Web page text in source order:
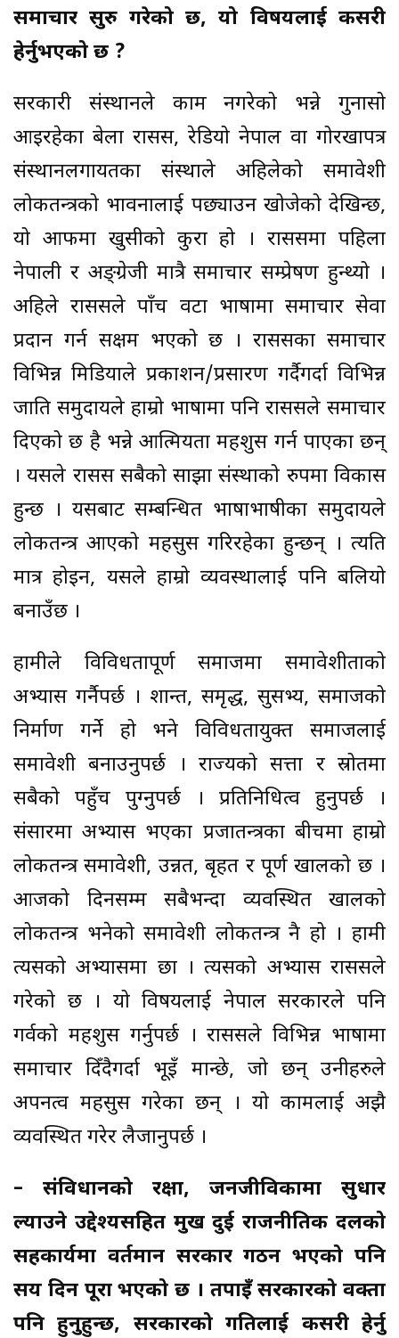
समाचार सुरु गरेको छ, यो विषयलाई कसरी
हेर्नुभएको छ ?
सरकारी संस्थानले काम नगरेको भन्ने गुनासो
आइरहेका बेला रासस, रेडियो नेपाल वा गोरखापत्र
संस्थानलगायतका संस्थाले अहिलेको समावेशी
लोकतन्त्रको भावनालाई पछ्याउन खोजेको देखिन्छ,
यो आफैँमा खुसीको कुरा हो । राससमा पहिला
नेपाली र अङ्ग्रेजी मात्रै समाचार सम्प्रेषण हुन्थ्यो ।
अहिले राससले पाँच वटा भाषामा समाचार सेवा
प्रदान गर्न सक्षम भएको छ । राससका समाचार
विभिन्न मिडियाले प्रकाशन/प्रसारण गर्दैगर्दा विभिन्न
जाति समुदायले हाम्रो भाषामा पनि राससले समाचार
दिएको छ है भन्ने आत्मियता महशुस गर्न पाएका छन्
। यसले रासस सबैको साझा संस्थाको रुपमा विकास
हुन्छ । यसबाट सम्बन्धित भाषाभाषीका समुदायले
लोकतन्त्र आएको महसुस गरिरहेका हुन्छन् । त्यति
मात्र होइन, यसले हाम्रो व्यवस्थालाई पनि बलियो
बनाउँछ ।
हामीले विविधतापूर्ण समाजमा समावेशीताको
अभ्यास गर्नैपर्छ । शान्त, समृद्ध, सुसभ्य, समाजको
निर्माण गर्ने हो भने विविधतायुक्त समाजलाई
समावेशी बनाउनुपर्छ । राज्यको सत्ता र स्रोतमा
सबैको पहुँच पुग्नुपर्छ । प्रतिनिधित्व हुनुपर्छ ।
संसारमा अभ्यास भएका प्रजातन्त्रका बीचमा हाम्रो
लोकतन्त्र समावेशी, उन्नत, बृहत र पूर्ण खालको छ ।
आजको दिनसम्म सबैभन्दा व्यवस्थित खालको
लोकतन्त्र भनेको समावेशी लोकतन्त्र नै हो । हामी
त्यसको अभ्यासमा छौँ । त्यसको अभ्यास राससले
गरेको छ । यो विषयलाई नेपाल सरकारले पनि
गर्वको महशुस गर्नुपर्छ । राससले विभिन्न भाषामा
समाचार दिँदैगर्दा भूइँ मान्छे, जो छन् उनीहरुले
अपनत्व महसुस गरेका छन् । यो कामलाई अझै
व्यवस्थित गरेर लैजानुपर्छ ।
– संविधानको रक्षा, जनजीविकामा सुधार
ल्याउने उद्देश्यसहित प्रमुख दुई राजनीतिक दलको
सहकार्यमा वर्तमान सरकार गठन भएको पनि
सय दिन पूरा भएको छ । तपाइँ सरकारको प्रवक्ता
पनि हुनुहुन्छ, सरकारको गतिलाई कसरी हेर्नु